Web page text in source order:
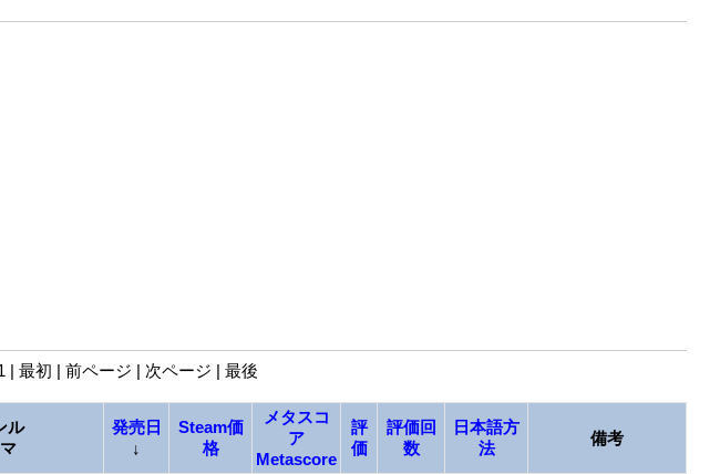
| 最初 | 前ページ | 次ページ | 最後
ル
発売日
↓
Steam価
格
メタスコ
ア
Metascore
評
価
評価回
数
日本語方
法
備考